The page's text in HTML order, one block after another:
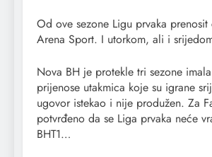
Od ove sezone Ligu prvaka prenosit
Arena Sport. I utorkom, ali i
Nova BH je protekle tri sezone
prijenose utakmica koje su igrane
ugovor istekao i nije produžen. Za
potvrđeno da se Liga prvaka neće
BHT1…